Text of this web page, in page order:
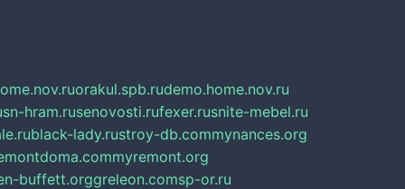
orakul.spb.rudemo.home.nov.ru
sn-hram.rusenovosti.rufexer.rusnite-mebel.ru
black-lady.rustroy-db.commynances.org
myremont.org
buffett.orggreleon.comsp-or.ru